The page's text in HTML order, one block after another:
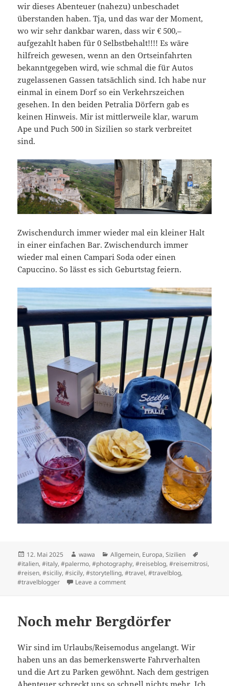
wir dieses Abenteuer (nahezu) unbeschadet
überstanden haben. Tja, und das war der Moment,
wo wir sehr dankbar waren, dass wir € 500,–
aufgezahlt haben für 0 Selbstbehalt!!!! Es wäre
hilfreich gewesen, wenn an den Ortseinfahrten
bekanntgegeben wird, wie schmal die für Autos
zugelassenen Gassen tatsächlich sind. Ich habe nur
einmal in einem Dorf so ein Verkehrszeichen
gesehen. In den beiden Petralia Dörfern gab es
keinen Hinweis. Mir ist mittlerweile klar, warum
Ape und Puch 500 in Sizilien so stark verbreitet
sind.
Zwischendurch immer wieder mal ein kleiner Halt
in einer einfachen Bar. Zwischendurch immer
wieder mal einen Campari Soda oder einen
Capuccino. So lässt es sich Geburtstag feiern.
Posted
on
12. Mai 2025 Author
wawa Categories
Allgemein, Europa,Sizilien
#italien,#italy,#palermo,#photography,#reiseblog,#reisemitrosi,
#reisen,#siciliy,#sicily,#storytelling,#travel,#travelblog,
#travelblogger
Leave a commenton Mein Geburtstag in den Bergen
Noch mehr Bergdörfer
Wir sind im Urlaubs/Reisemodus angelangt. Wir
haben uns an das bemerkenswerte Fahrverhalten
und die Art zu Parken gewöhnt. Nach dem gestrigen
Abenteuer schreckt uns so schnell nichts mehr. Ich